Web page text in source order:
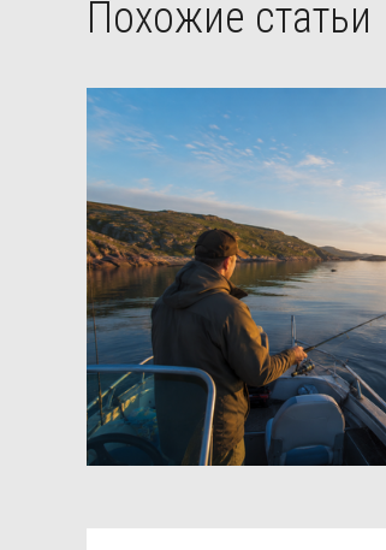
Похожие статьи